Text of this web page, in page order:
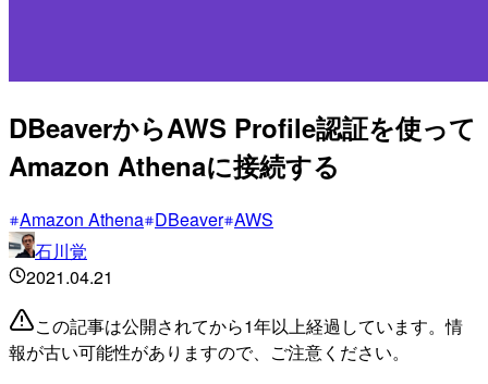
DBeaverからAWS Profile認証を使って
Amazon Athenaに接続する
Amazon Athena DBeaver AWS
石川覚
2021.04.21
この記事は公開されてから1年以上経過しています。情
報が古い可能性がありますので、ご注意ください。